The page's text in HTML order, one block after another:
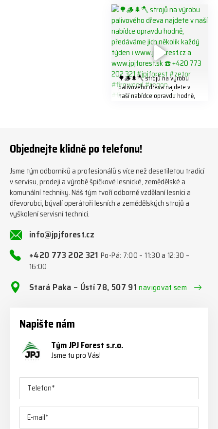
#biojack #regon #vahvajussi
🌳🪵🌲🪓 strojů na výrobu
palivového dřeva najdete v
naší nabídce opravdu hodně,
#firewoodproduction
Objednejte klidně po telefonu!
Jsme tým odborníků a profesionálů s více než desetiletou tradicí
v servisu, prodeji a výrobě špičkové lesnické, zemědělské a
komunální techniky. Náš tým tvoří odborně vzdělaní lesníci a
dřevorubci, bývalí operátoři lesních a zemědělských strojů a
vyškolení servisní technici.
info@jpjforest.cz
+420 773 202 321Po-Pá: 7:00 – 11:30 a 12:30 –
16:00
Stará Paka – Ústí 78, 507 91navigovat sem
Napište nám
Tým JPJ Forest s.r.o.
Jsme tu pro Vás!